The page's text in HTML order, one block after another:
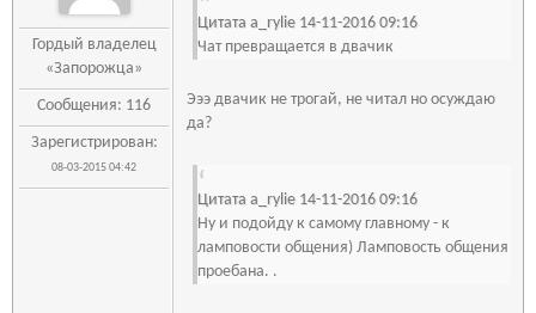
Гордый владелец
«Запорожца»
Сообщения: 116
Зарегистрирован:
08-03-2015 04:42
Цитата a_rylie 14-11-2016 09:16
Чат превращается в двачик
Эээ двачик не трогай, не читал но осуждаю
да?
Цитата a_rylie 14-11-2016 09:16
Ну и подойду к самому главному - к
ламповости общения) Ламповость общения
проебана. .